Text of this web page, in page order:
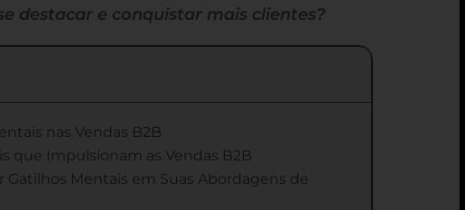
destacar e conquistar mais clientes?
nas Vendas B2B
que Impulsionam as Vendas B2B
Mentais em Suas Abordagens de